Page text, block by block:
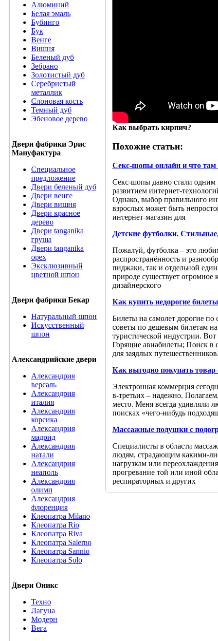
Алюминий
Белая эмаль
Бубинго
Бук
Венге
Вишня
Беленый дуб
Зебрано
Золотистый дуб
Серебристый
металлик
Слоновая кость
Темный дуб
Эбеновое дерево
Двери фабрики Эрис
Мануфактура
Специальное
предложение
Двери беленый дуб
Двери венге
Двери вишня
Двери красное
дерево
Двери tanganika
груша
Двери tanganika
oрех
Эксклюзивный
цветной шпон
Двери фабрики Бекар
Натуральный шпон
Искусственный
шпон
Александрийские двери
Александрия
версаль
Александрия
италия
Александрия
корсика
Александрия
мадрид
Александрия
натали
Александрия
неаполь
Александрия
олимп
Александрия
флоренция
Клеопатра Milano
Клеопатра Rio
Клеопатра Riva
Клеопатра Salerno
Клеопатра Sannio
Клеопатра Solo
Двери Оникс
Техно
Лагуна
Модерн
Вега
Как выбрать кирпич?
Похожие статьи:
Секс-шопы онлайн и что там
Секс-шопы давно стали одним
развитием интернет-
Однако, выбор правильного
взрослых может быть
интернет-магазин для
Детские футболки.
Пожалуй, футболка – это
распространённость и
пиджаки, так и отдельной
природе существует огромное
дизайнерского
Как купить недорогие
Билеты на самолет дорогие
советы по дешевым билетам
туристической индустрии.
Горящие авиабилеты; Поиск в
для заядлых
Как выгодно покупать товар
Электронная коммерция
в-третьих – надежно.
место. Меня всегда удивляли
поисках «чего-нибудь
Массажные подушки с
Специалисты в области
людям, страдающим какими-
нагрузкам или
прогревание той или иной
респираторных и других